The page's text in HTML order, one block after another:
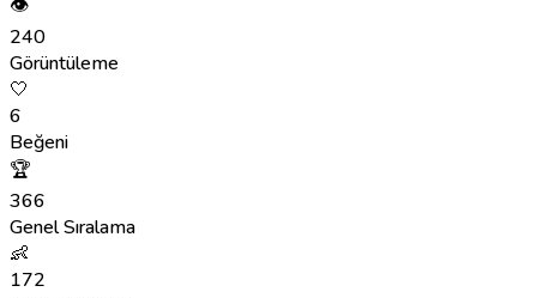
👁
240
Görüntüleme
🤍
6
Beğeni
🏆
366
Genel Sıralama
👶
172